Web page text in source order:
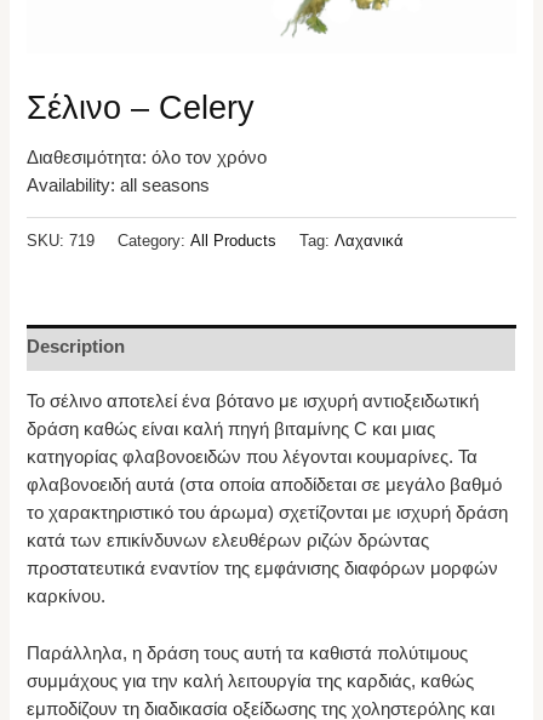
Σέλινο – Celery
Διαθεσιμότητα: όλο τον χρόνο
Availability: all seasons
SKU:719 Category:All Products Tag:Λαχανικά
Description
Το σέλινο αποτελεί ένα βότανο με ισχυρή αντιοξειδωτική
δράση καθώς είναι καλή πηγή βιταμίνης C και μιας
κατηγορίας φλαβονοειδών που λέγονται κουμαρίνες. Τα
φλαβονοειδή αυτά (στα οποία αποδίδεται σε μεγάλο βαθμό
το χαρακτηριστικό του άρωμα) σχετίζονται με ισχυρή δράση
κατά των επικίνδυνων ελευθέρων ριζών δρώντας
προστατευτικά εναντίον της εμφάνισης διαφόρων μορφών
καρκίνου.
Παράλληλα, η δράση τους αυτή τα καθιστά πολύτιμους
συμμάχους για την καλή λειτουργία της καρδιάς, καθώς
εμποδίζουν τη διαδικασία οξείδωσης της χοληστερόλης και